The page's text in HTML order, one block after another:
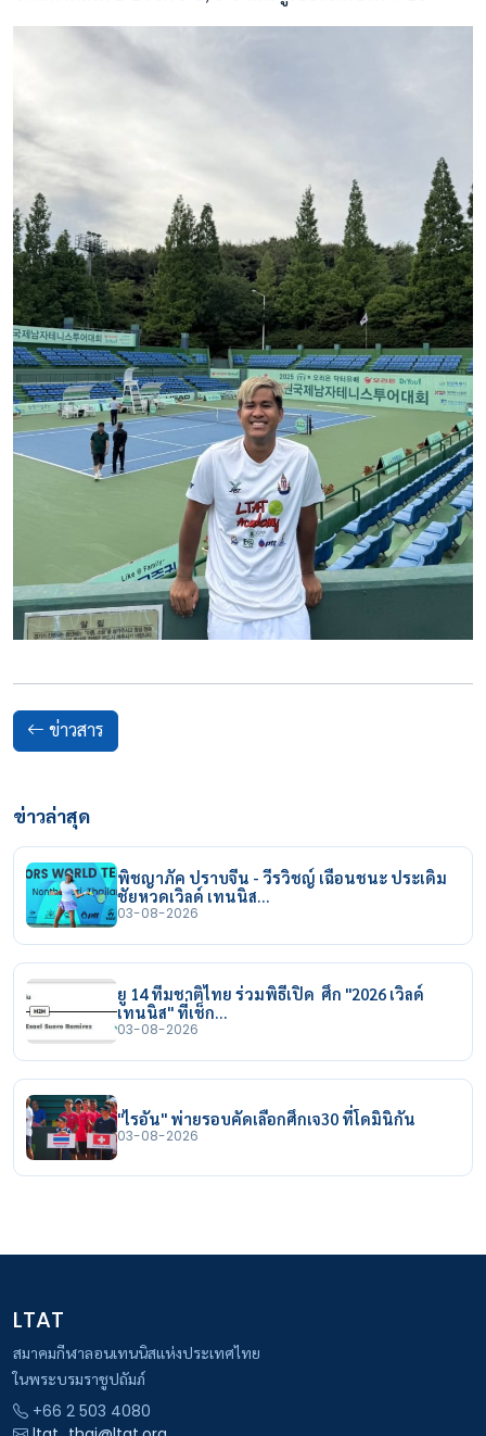
ข่าวสาร
ข่าวล่าสุด
พิชญาภัค ปราบจีน - วีรวิชญ์ เฉือนชนะ ประเดิม
ชัยหวดเวิลด์ เทนนิส…
03-08-2026
ยู 14 ทีมชาติไทย ร่วมพิธีเปิด ศึก "2026 เวิลด์
เทนนิส" ที่เช็ก…
03-08-2026
"ไรอัน" พ่ายรอบคัดเลือกศึกเจ30 ที่โดมินิกัน
03-08-2026
LTAT
สมาคมกีฬาลอนเทนนิสแห่งประเทศไทย
ในพระบรมราชูปถัมภ์
+66 2 503 4080